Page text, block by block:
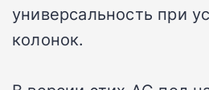
универсальность при
колонок.